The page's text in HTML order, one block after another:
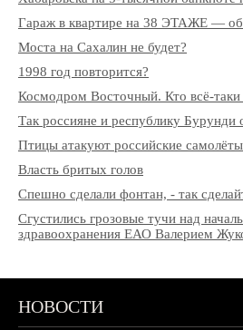
Гараж в квартире на 38 ЭТАЖЕ —
Моста на Сахалин не будет?
1998 год повторится?
Космодром Восточный. Кто всё-таки
Так россияне и республику Бурунди
Птицы атакуют российские самолёты
Власть бритых голов
Спешно сделали фонтан, - так
Сгустились грозовые тучи над
здравоохранения ЕАО Валерием
НОВОСТИ